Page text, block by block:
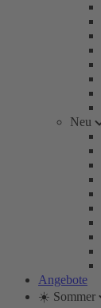
Neu
Angebote
☀️ Sommer